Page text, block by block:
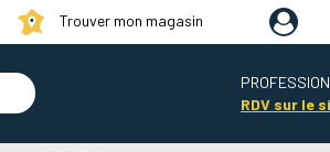
Trouver mon magasin
RDV sur le